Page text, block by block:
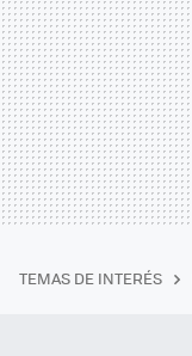
TEMAS DE INTERÉS